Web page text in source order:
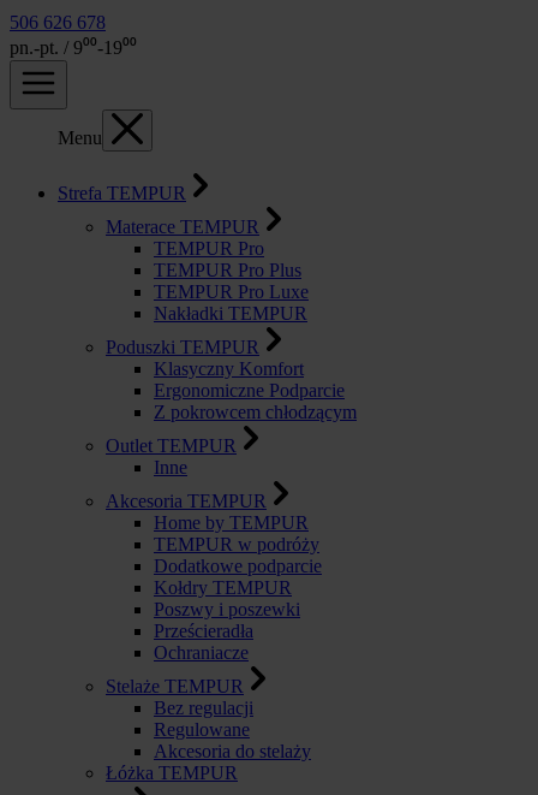
506 626 678
pn.-pt. / 9⁰⁰-19⁰⁰
Menu
Strefa TEMPUR
Materace TEMPUR
TEMPUR Pro
TEMPUR Pro Plus
TEMPUR Pro Luxe
Nakładki TEMPUR
Poduszki TEMPUR
Klasyczny Komfort
Ergonomiczne Podparcie
Z pokrowcem chłodzącym
Outlet TEMPUR
Inne
Akcesoria TEMPUR
Home by TEMPUR
TEMPUR w podróży
Dodatkowe podparcie
Kołdry TEMPUR
Poszwy i poszewki
Prześcieradła
Ochraniacze
Stelaże TEMPUR
Bez regulacji
Regulowane
Akcesoria do stelaży
Łóżka TEMPUR